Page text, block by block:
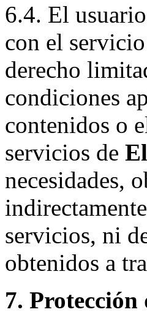
6.4. El
con el
derecho
condiciones
contenidos o
servicios de
necesidades,
servicios, ni
obtenidos a
7.